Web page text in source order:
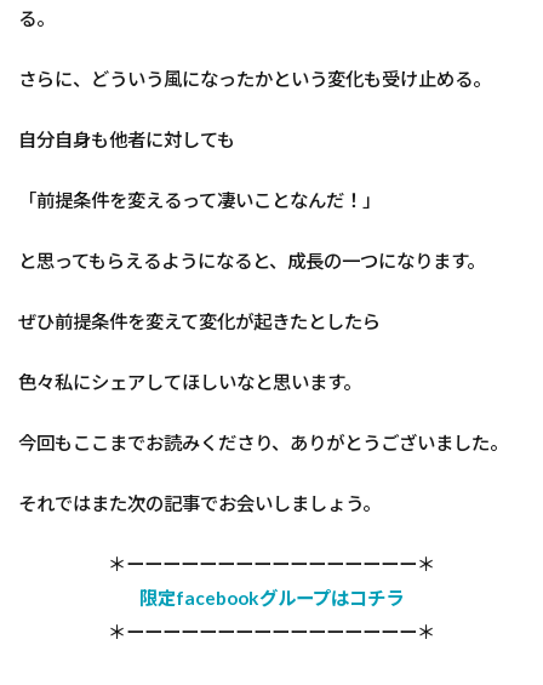
る。
さらに、どういう風になったかという変化も受け止める。
自分自身も他者に対しても
「前提条件を変えるって凄いことなんだ！」
と思ってもらえるようになると、成長の一つになります。
ぜひ前提条件を変えて変化が起きたとしたら
色々私にシェアしてほしいなと思います。
今回もここまでお読みくださり、ありがとうございました。
それではまた次の記事でお会いしましょう。
＊ーーーーーーーーーーーーーーーー＊
限定facebookグループはコチラ
＊ーーーーーーーーーーーーーーーー＊